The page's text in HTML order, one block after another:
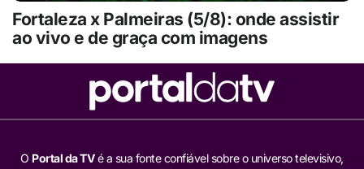
Fortaleza x Palmeiras (5/8): onde assistir
ao vivo e de graça com imagens
O Portal da TVé a sua fonte confiável sobre o universo televisivo,